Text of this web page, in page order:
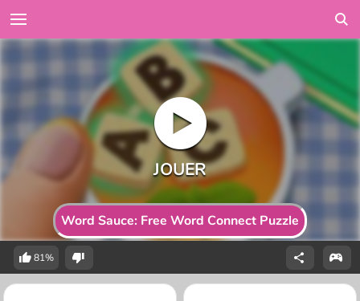
Word Sauce: Free Word Connect Puzzle
81%